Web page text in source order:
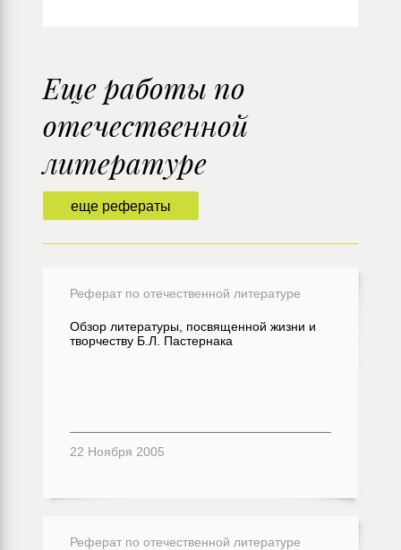
еще рефераты
Еще работы по
отечественной
литературе
Реферат по отечественной литературе
Обзор литературы, посвященной жизни и
творчеству Б.Л. Пастернака
22 Ноября 2005
Реферат по отечественной литературе